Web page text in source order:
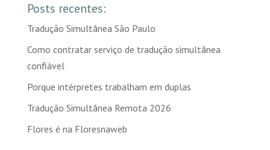
Posts recentes:
Tradução Simultânea São Paulo
Como contratar serviço de tradução simultânea
confiável
Porque intérpretes trabalham em duplas
Tradução Simultânea Remota 2026
Flores é na Floresnaweb